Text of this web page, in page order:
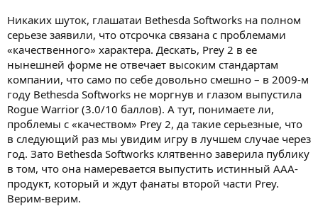
Никаких шуток, глашатаи Bethesda Softworks на полном
серьезе заявили, что отсрочка связана с проблемами
«качественного» характера. Дескать, Prey 2 в ее
нынешней форме не отвечает высоким стандартам
компании, что само по себе довольно смешно – в 2009-м
году Bethesda Softworks не моргнув и глазом выпустила
Rogue Warrior (3.0/10 баллов). А тут, понимаете ли,
проблемы с «качеством» Prey 2, да такие серьезные, что
в следующий раз мы увидим игру в лучшем случае через
год. Зато Bethesda Softworks клятвенно заверила публику
в том, что она намеревается выпустить истинный ААА-
продукт, который и ждут фанаты второй части Prey.
Верим-верим.